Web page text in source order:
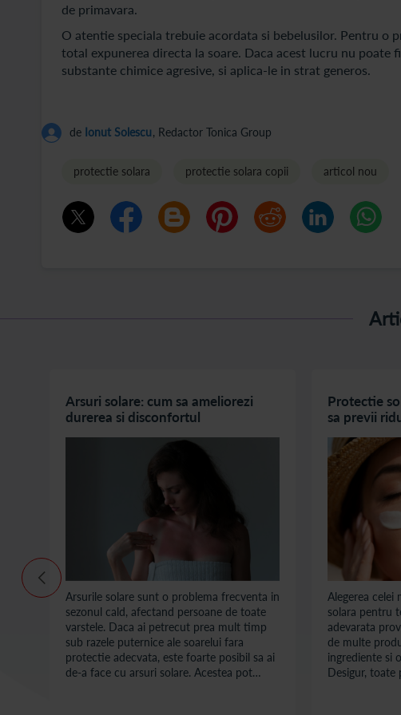
de primavara.
O atentie speciala trebuie acordata si bebelusilor. Pentru o
total expunerea directa la soare. Daca acest lucru nu poate
substante chimice agresive, si aplica-le in strat generos.
de Ionut Solescu, Redactor Tonica Group
protectie solara protectie solara copii articol nou
Arsuri solare: cum sa ameliorezi
durerea si disconfortul
Arsurile solare sunt o problema frecventa in
sezonul cald, afectand persoane de toate
varstele. Daca ai petrecut prea mult timp
sub razele puternice ale soarelui fara
protectie adecvata, este foarte posibil sa ai
de-a face cu arsuri solare. Acestea pot
Protectie
sa previi
Alegerea
solara pentru
adevarata
de multe
ingrediente si
Desigur, toate